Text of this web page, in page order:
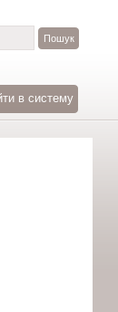
в систему